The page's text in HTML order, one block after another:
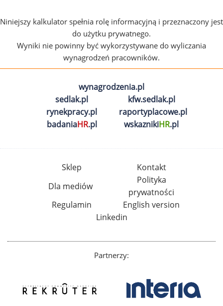
Niniejszy kalkulator spełnia rolę informacyjną i przeznaczony jest
do użytku prywatnego.
Wyniki nie powinny być wykorzystywane do wyliczania
wynagrodzeń pracowników.
wynagrodzenia.pl
sedlak.pl
kfw.sedlak.pl
rynekpracy.pl
raportyplacowe.pl
badaniaHR.pl wskaznikiHR.pl
Sklep
Kontakt
Dla mediów
Polityka
prywatności
Regulamin
English version
Linkedin
Partnerzy: